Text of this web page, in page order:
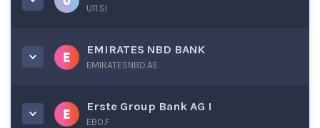
U11.SI
EMIRATES NBD BANK
EMIRATESNBD.AE
Erste Group Bank AG I
EBO.F